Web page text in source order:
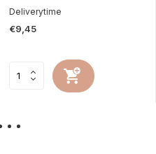
Deliverytime
€9,45